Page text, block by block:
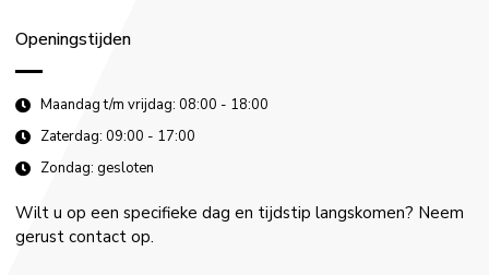
Openingstijden
Maandag t/m vrijdag: 08:00 - 18:00
Zaterdag: 09:00 - 17:00
Zondag: gesloten
Wilt u op een specifieke dag en tijdstip langskomen? Neem
gerust contact op.